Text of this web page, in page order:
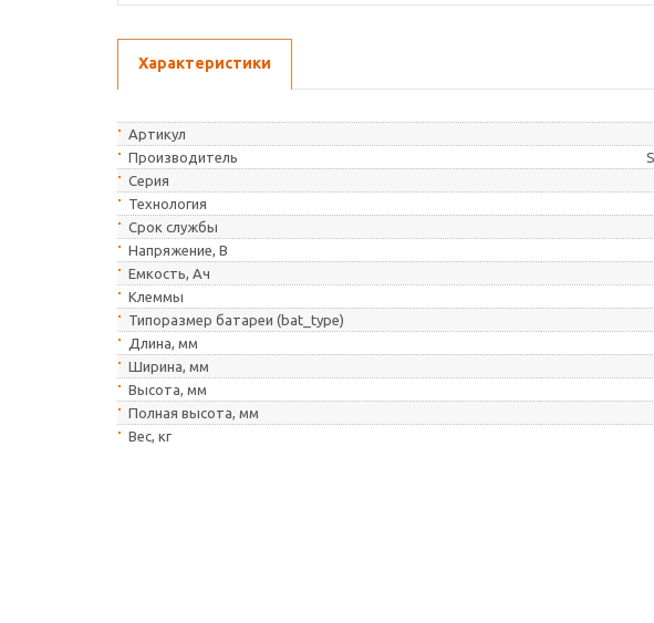
Характеристики
Артикул
Производитель
Серия
Технология
Cрок службы
Напряжение, В
Емкость, Ач
Клеммы
Типоразмер батареи (bat_type)
Длина, мм
Ширина, мм
Высота, мм
Полная высота, мм
Вес, кг